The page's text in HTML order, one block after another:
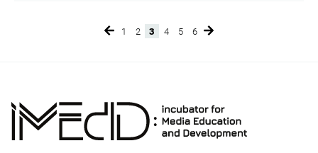
Page
1 Page
2 Page
3 Page
4 Page
5 Page
6